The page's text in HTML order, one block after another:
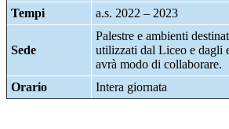
Tempi
a.s. 2022 – 2023
Sede
Palestre e ambienti
utilizzati dal Liceo e dagli
avrà modo di collaborare.
Orario
Intera giornata